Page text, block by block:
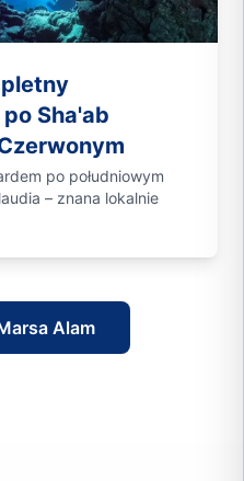
Sha'ab
po południowym
– znana lokalnie
Alam